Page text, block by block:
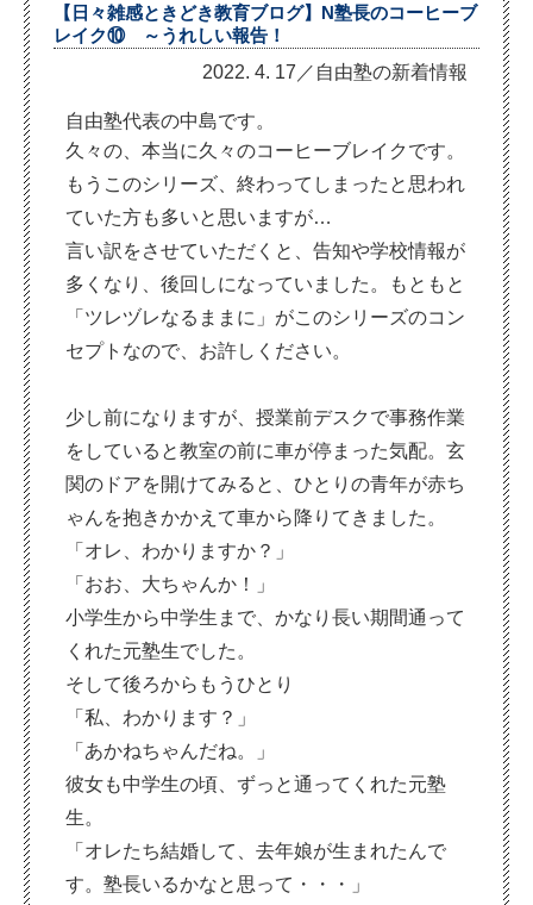
【日々雑感ときどき教育ブログ】N塾長のコーヒーブ
レイク⑩ ～うれしい報告！
2022. 4. 17／自由塾の新着情報
自由塾代表の中島です。
久々の、本当に久々のコーヒーブレイクです。
もうこのシリーズ、終わってしまったと思われ
ていた方も多いと思いますが…
言い訳をさせていただくと、告知や学校情報が
多くなり、後回しになっていました。もともと
「ツレヅレなるままに」がこのシリーズのコン
セプトなので、お許しください。
少し前になりますが、授業前デスクで事務作業
をしていると教室の前に車が停まった気配。玄
関のドアを開けてみると、ひとりの青年が赤ち
ゃんを抱きかかえて車から降りてきました。
「オレ、わかりますか？」
「おお、大ちゃんか！」
小学生から中学生まで、かなり長い期間通って
くれた元塾生でした。
そして後ろからもうひとり
「私、わかります？」
「あかねちゃんだね。」
彼女も中学生の頃、ずっと通ってくれた元塾
生。
「オレたち結婚して、去年娘が生まれたんで
す。塾長いるかなと思って・・・」